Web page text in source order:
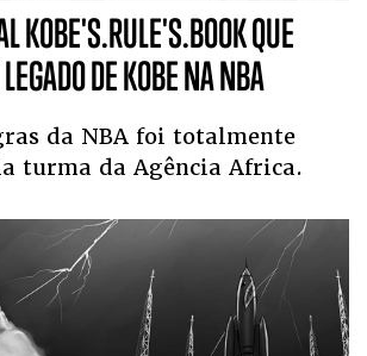
KOBE'S.RULE'S.BOOK QUE
DE KOBE NA NBA
da NBA foi totalmente
turma da Agência Africa.